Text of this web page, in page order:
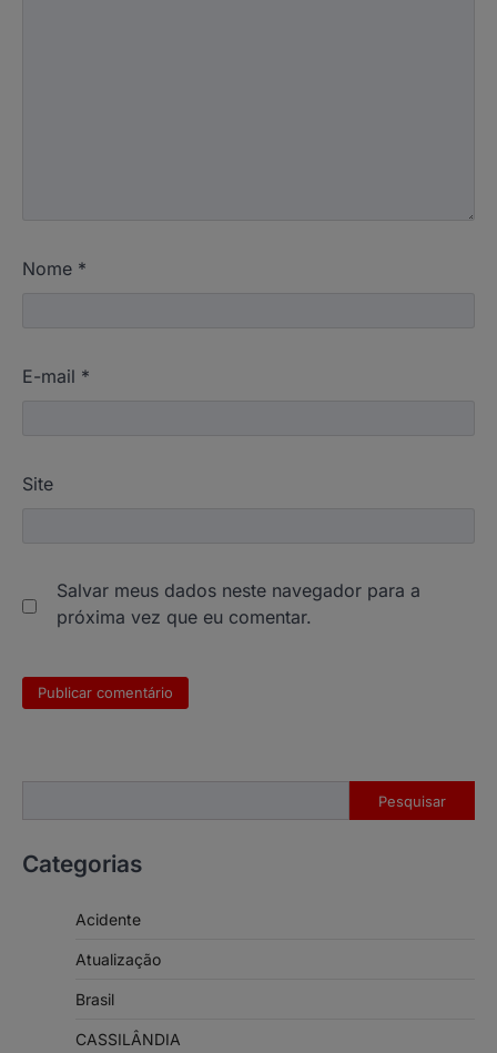
Nome *
E-mail *
Site
Salvar meus dados neste navegador para a
próxima vez que eu comentar.
Pesquisar
Categorias
Acidente
Atualização
Brasil
CASSILÂNDIA